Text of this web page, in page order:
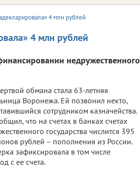
4 млн рублей
4 млн рублей
недружественного
обмана стала 63-летняя
Воронежа. Ей позвонил некто,
сотрудником казначейства.
что на счетах в банках счетах
государства числится 395
рублей – пополнения из России.
зафиксировала в том числе
с ее счета.